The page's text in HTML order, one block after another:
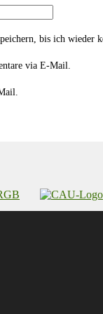
bis ich wieder
via E-Mail.